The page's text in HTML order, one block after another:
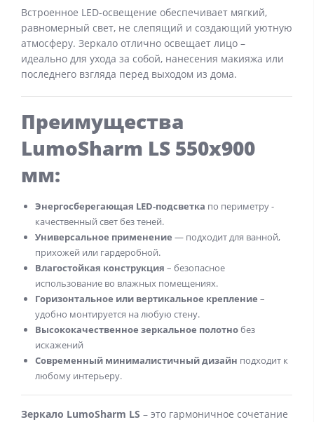
Встроенное LED-освещение обеспечивает мягкий,
равномерный свет, не слепящий и создающий уютную
атмосферу. Зеркало отлично освещает лицо –
идеально для ухода за собой, нанесения макияжа или
последнего взгляда перед выходом из дома.
Преимущества
LumoSharm LS 550x900
мм:
Энергосберегающая LED-подсветка по периметру -
качественный свет без теней.
Универсальное применение — подходит для ванной,
прихожей или гардеробной.
Влагостойкая конструкция – безопасное
использование во влажных помещениях.
Горизонтальное или вертикальное крепление –
удобно монтируется на любую стену.
Высококачественное зеркальное полотнобез
искажений
Современный минималистичный дизайн подходит к
любому интерьеру.
Зеркало LumoSharm LS – это гармоничное сочетание